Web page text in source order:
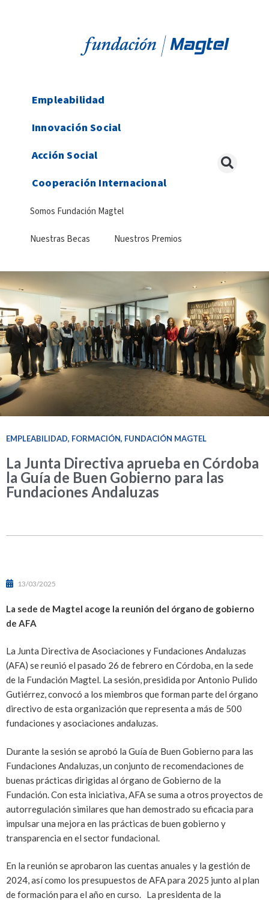
Empleabilidad
Innovación Social
Acción Social
Cooperación Internacional
Somos Fundación Magtel
Nuestras Becas Nuestros Premios
EMPLEABILIDAD, FORMACIÓN, FUNDACIÓN MAGTEL
La Junta Directiva aprueba en Córdoba
la Guía de Buen Gobierno para las
Fundaciones Andaluzas
13/03/2025
La sede de Magtel acoge la reunión del órgano de gobierno
de AFA
La Junta Directiva de Asociaciones y Fundaciones Andaluzas
(AFA) se reunió el pasado 26 de febrero en Córdoba, en la sede
de la Fundación Magtel. La sesión, presidida por Antonio Pulido
Gutiérrez, convocó a los miembros que forman parte del órgano
directivo de esta organización que representa a más de 500
fundaciones y asociaciones andaluzas.
Durante la sesión se aprobó la Guía de Buen Gobierno para las
Fundaciones Andaluzas, un conjunto de recomendaciones de
buenas prácticas dirigidas al órgano de Gobierno de la
Fundación. Con esta iniciativa, AFA se suma a otros proyectos de
autorregulación similares que han demostrado su eficacia para
impulsar una mejora en las prácticas de buen gobierno y
transparencia en el sector fundacional.
En la reunión se aprobaron las cuentas anuales y la gestión de
2024, así como los presupuestos de AFA para 2025 junto al plan
de formación para el año en curso. La presidenta de la